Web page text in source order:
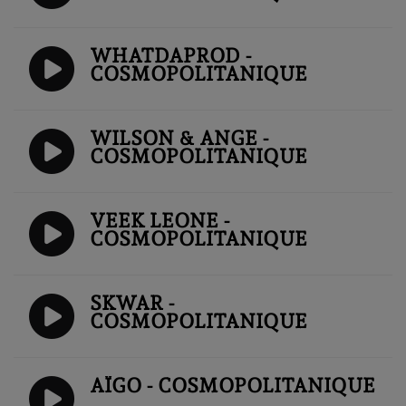
WHATDAPROD -
COSMOPOLITANIQUE
WILSON & ANGE -
COSMOPOLITANIQUE
VEEK LEONE -
COSMOPOLITANIQUE
SKWAR -
COSMOPOLITANIQUE
AÏGO - COSMOPOLITANIQUE